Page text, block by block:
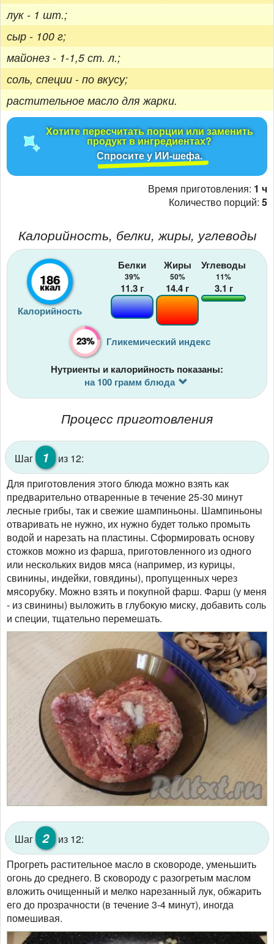
лук - 1 шт.;
сыр - 100 г;
майонез - 1-1,5 ст. л.;
соль, специи - по вкусу;
растительное масло для жарки.
Хотите пересчитать порции или заменить
продукт в ингредиентах?
Спросите у ИИ-шефа.
Время приготовления: 1 ч
Количество порций: 5
Калорийность, белки, жиры, углеводы
186
ккал
Калорийность
Белки
39%
11.3 г
Жиры
50%
14.4 г
Углеводы
11%
3.1 г
23% Гликемический индекс
Нутриенты и калорийность показаны:
на 100 грамм блюда
Процесс приготовления
Шаг 1
из 12:
Для приготовления этого блюда можно взять как
предварительно отваренные в течение 25-30 минут
лесные грибы, так и свежие шампиньоны. Шампиньоны
отваривать не нужно, их нужно будет только промыть
водой и нарезать на пластины. Сформировать основу
стожков можно из фарша, приготовленного из одного
или нескольких видов мяса (например, из курицы,
свинины, индейки, говядины), пропущенных через
мясорубку. Можно взять и покупной фарш. Фарш (у меня
- из свинины) выложить в глубокую миску, добавить соль
и специи, тщательно перемешать.
Шаг 2
из 12:
Прогреть растительное масло в сковороде, уменьшить
огонь до среднего. В сковороду с разогретым маслом
вложить очищенный и мелко нарезанный лук, обжарить
его до прозрачности (в течение 3-4 минут), иногда
помешивая.